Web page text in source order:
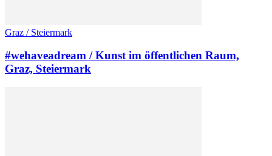
Graz / Steiermark
#wehaveadream / Kunst im öffentlichen Raum,
Graz, Steiermark